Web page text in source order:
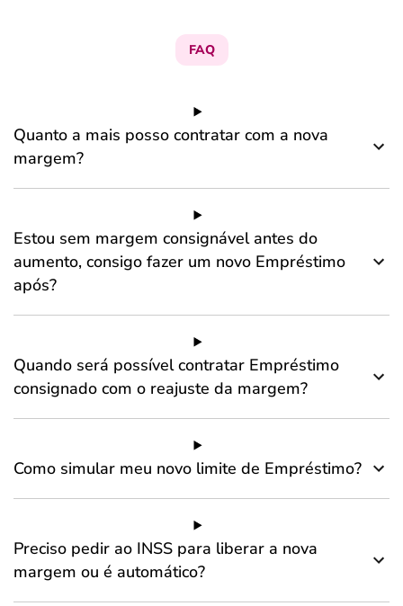
FAQ
Quanto a mais posso contratar com a nova
margem?
Estou sem margem consignável antes do
aumento, consigo fazer um novo Empréstimo
após?
Quando será possível contratar Empréstimo
consignado com o reajuste da margem?
Como simular meu novo limite de Empréstimo?
Preciso pedir ao INSS para liberar a nova
margem ou é automático?